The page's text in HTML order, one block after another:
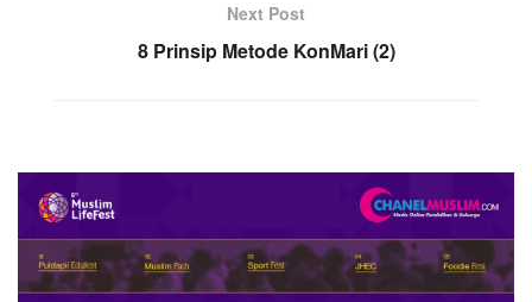
Next Post
8 Prinsip Metode KonMari (2)